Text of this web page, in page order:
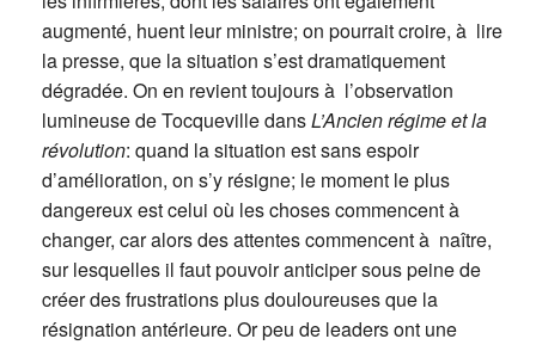
augmenté, huent leur ministre; on pourrait croire, à lire
la presse, que la situation s’est dramatiquement
dégradée. On en revient toujours à l’observation
lumineuse de Tocqueville dansL’Ancien régime et la
révolution: quand la situation est sans espoir
d’amélioration, on s’y résigne; le moment le plus
dangereux est celui où les choses commencent à
changer, car alors des attentes commencent à naître,
sur lesquelles il faut pouvoir anticiper sous peine de
créer des frustrations plus douloureuses que la
résignation antérieure. Or peu de leaders ont une